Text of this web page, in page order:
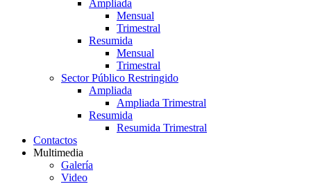
Ampliada
Mensual
Trimestral
Resumida
Mensual
Trimestral
Sector Público Restringido
Ampliada
Ampliada Trimestral
Resumida
Resumida Trimestral
Contactos
Multimedia
Galería
Video